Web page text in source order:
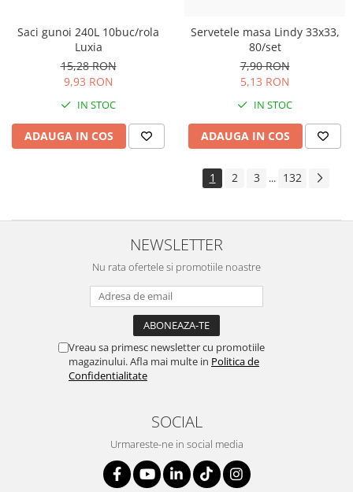
Saci gunoi 240L 10buc/rola
Luxia
15,28 RON
9,93 RON
IN STOC
ADAUGA IN COS
Servetele masa Lindy 33x33,
80/set
7,90 RON
5,13 RON
IN STOC
ADAUGA IN COS
1 2 3 ... 132
NEWSLETTER
Nu rata ofertele si promotiile noastre
Vreau sa primesc newsletter cu promotiile
magazinului. Afla mai multe in Politica de
Confidentialitate
SOCIAL
Urmareste-ne in social media